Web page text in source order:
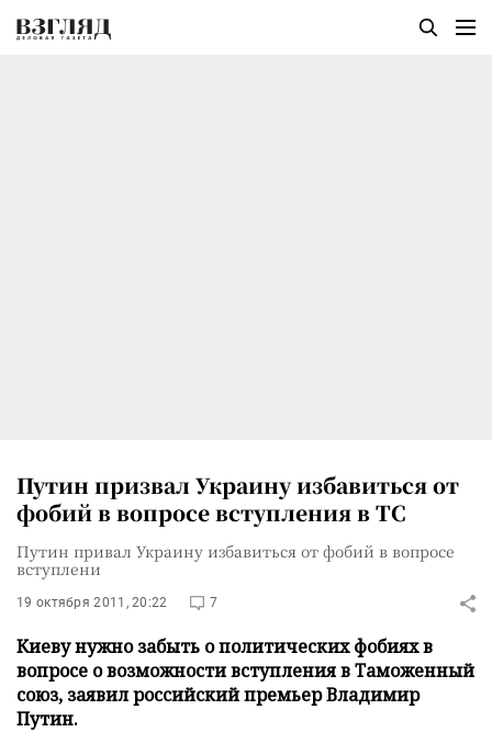
Путин призвал Украину избавиться от
фобий в вопросе вступления в ТС
Путин привал Украину избавиться от фобий в вопросе
вступлени
19 октября 2011, 20:22 7
Киеву нужно забыть о политических фобиях в
вопросе о возможности вступления в Таможенный
союз, заявил российский премьер Владимир
Путин.